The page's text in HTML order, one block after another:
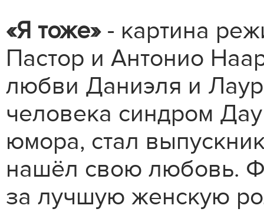
«Я тоже»- картина
Пастор и Антонио
любви Даниэля и
человека синдром
юмора, стал
нашёл свою любовь.
за лучшую женскую